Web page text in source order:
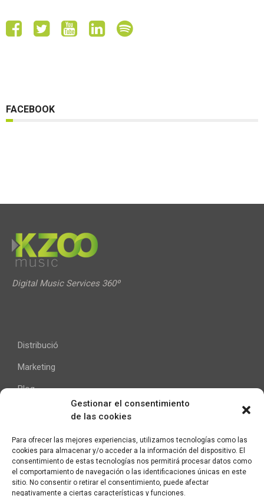
Gestionar el consentimiento
de las cookies
Para ofrecer las mejores experiencias, utilizamos tecnologías como las
cookies para almacenar y/o acceder a la información del dispositivo. El
consentimiento de estas tecnologías nos permitirá procesar datos como
el comportamiento de navegación o las identificaciones únicas en este
sitio. No consentir o retirar el consentimiento, puede afectar
negativamente a ciertas características y funciones.
FACEBOOK
Digital Music Services 360º
Distribució
Marketing
Blog
Ajuda
Contacte
Avís Legal